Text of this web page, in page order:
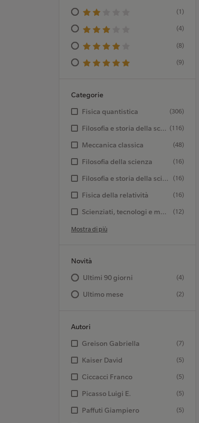
(1)
(4)
(8)
(9)
Categorie
Fisica quantistica
(306)
Filosofia e storia della scienza (116)
Meccanica classica (48)
Filosofia della scienza (16)
Filosofia e storia della scienza (16)
Fisica della relatività (16)
Scienziati, tecnologi e medici (12)
Mostra di più
Novità
Ultimi 90 giorni
(4)
Ultimo mese (2)
Autori
Greison Gabriella
(7)
Kaiser David (5)
Ciccacci Franco (5)
Picasso Luigi E. (5)
Paffuti Giampiero (5)